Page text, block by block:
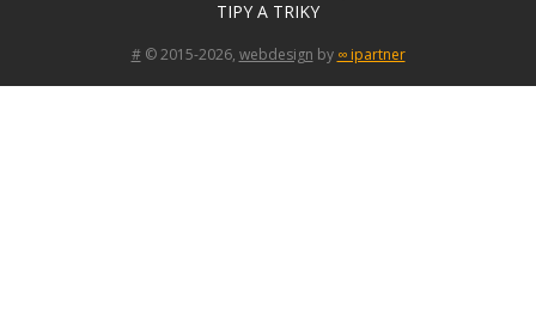
TIPY A TRIKY
#© 2015-2026, webdesign by ∞ ipartner